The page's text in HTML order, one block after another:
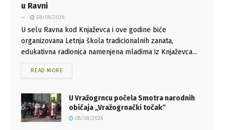
u Ravni
08/08/2026
U selu Ravna kod Knjaževca i ove godine biće
organizovana Letnja škola tradicionalnih zanata,
edukativna radionica namenjena mladima iz Knjaževca...
READ MORE
U Vražogrncu počela Smotra narodnih
običaja „Vražogrnački točak“
08/08/2026